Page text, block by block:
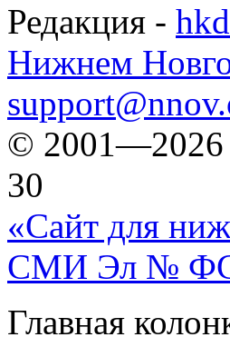
Редакция -
Нижнем
© 2001—2026
30
«Сайт для
СМИ Эл №
Главная